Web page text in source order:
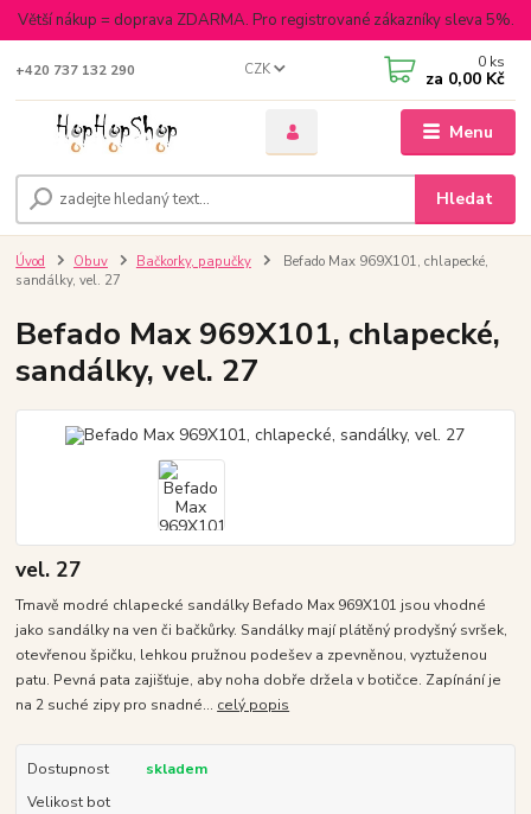
Větší nákup = doprava ZDARMA. Pro registrované zákazníky sleva 5%.
Menu
CZK
Hledat
+420 737 132 290 0 ks
za 0,00 Kč
Úvod Obuv Bačkorky, papučky
Befado Max 969X101, chlapecké,
sandálky, vel. 27
Befado Max 969X101, chlapecké,
sandálky, vel. 27
vel. 27
Tmavě modré chlapecké sandálky Befado Max 969X101 jsou vhodné
jako sandálky na ven či bačkůrky. Sandálky mají plátěný prodyšný svršek,
otevřenou špičku, lehkou pružnou podešev a zpevněnou, vyztuženou
patu. Pevná pata zajišťuje, aby noha dobře držela v botičce. Zapínání je
na 2 suché zipy pro snadné... celý popis
Dostupnost
skladem
Velikost bot